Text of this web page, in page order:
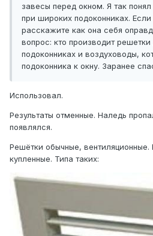
завесы перед окном. Я так
при широких подоконниках.
расскажите как она себя
вопрос: кто производит
подоконниках и воздуховоды,
подоконника к окну. Заранее
Использовал.
Результаты отменные. Наледь
появлялся.
Решётки обычные, вентиляционные.
купленные. Типа таких: